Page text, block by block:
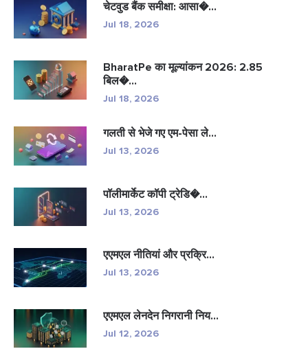
चेटवुड बैंक समीक्षा: आसा�...
Jul 18, 2026
BharatPe का मूल्यांकन 2026: 2.85
बिल�...
Jul 18, 2026
गलती से भेजे गए एम-पेसा ले...
Jul 13, 2026
पॉलीमार्केट कॉपी ट्रेडि�...
Jul 13, 2026
एएमएल नीतियां और प्रक्रि...
Jul 13, 2026
एएमएल लेनदेन निगरानी निय...
Jul 12, 2026